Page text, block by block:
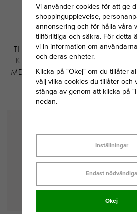
THOMAS SABO HELLO
KITTY CHARM ÄNGEL
MED HJÄRTA CONNECT
PREMIUMLEGERIN
679 KR
Vi använder cookies för att ge
shoppingupplevelse,
annonsering och för hålla våra
tillförlitliga och säkra. För detta
vi in information om
och deras enheter.
Klicka på "Okej" om du tillåter
välj vilka cookies du tillåter och
stänga av genom att klicka på
nedan.
Inställningar
Endast nödvändiga
Okej